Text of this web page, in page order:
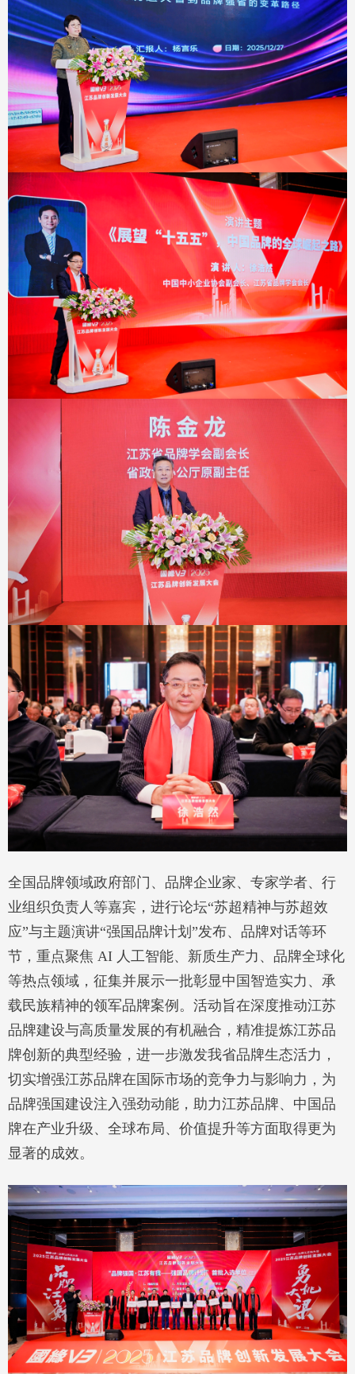
全国品牌领域政府部门、品牌企业家、专家学者、行
业组织负责人等嘉宾，进行论坛“苏超精神与苏超效
应”与主题演讲“强国品牌计划”发布、品牌对话等环
节，重点聚焦 AI 人工智能、新质生产力、品牌全球化
等热点领域，征集并展示一批彰显中国智造实力、承
载民族精神的领军品牌案例。活动旨在深度推动江苏
品牌建设与高质量发展的有机融合，精准提炼江苏品
牌创新的典型经验，进一步激发我省品牌生态活力，
切实增强江苏品牌在国际市场的竞争力与影响力，为
品牌强国建设注入强劲动能，助力江苏品牌、中国品
牌在产业升级、全球布局、价值提升等方面取得更为
显著的成效。